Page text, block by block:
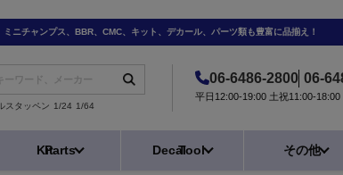
ニチャンプス、BBR、CMC、キット、デカール、パーツ類も豊富に品揃え！
スタッペン 1/24 1/64
06-6486-2800 06-
平日12:00-19:00 土祝11:00-18:00
KitParts DecalTool その他